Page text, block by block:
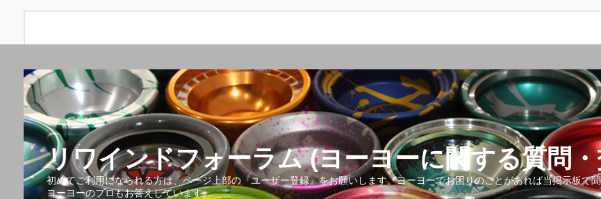
リワインドフォーラム (ヨーヨーに関する質問
初めてご利用になられる方は、ページ上部の『ユーザー登録』をお願いします。ヨーヨーでお困りのことがあれば当掲示板で
ヨーヨーのプロもお答えしています。